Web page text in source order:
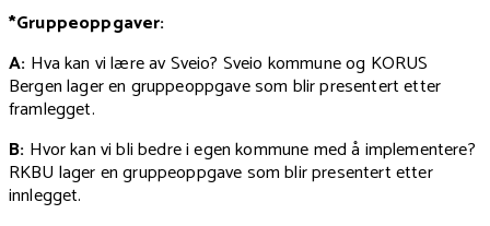
*Gruppeoppgaver:
A: Hva kan vi lære av Sveio? Sveio kommune og KORUS
Bergen lager en gruppeoppgave som blir presentert etter
framlegget.
B: Hvor kan vi bli bedre i egen kommune med å implementere?
RKBU lager en gruppeoppgave som blir presentert etter
innlegget.